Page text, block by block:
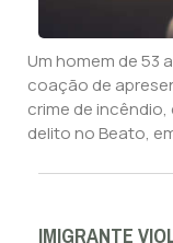
Um homem de 53
coação de
crime de
delito no Beato,